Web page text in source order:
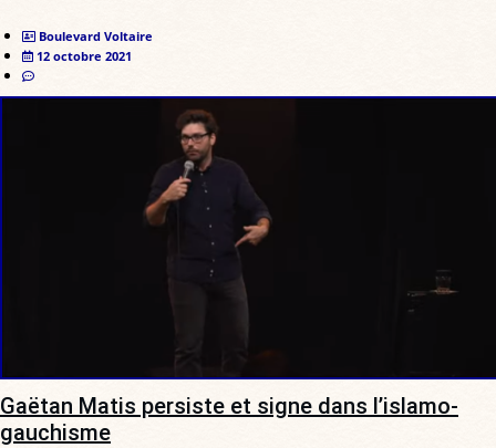
Boulevard Voltaire
12 octobre 2021
Gaëtan Matis persiste et signe dans l’islamo-
gauchisme